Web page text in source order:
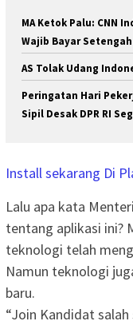
MA Ketok Palu: CNN
Wajib Bayar
AS Tolak Udang
Peringatan Hari
Sipil Desak DPR RI
Install sekarang Di
Lalu apa kata
tentang aplikasi ini?
teknologi telah
Namun teknologi
baru.
“Join Kandidat